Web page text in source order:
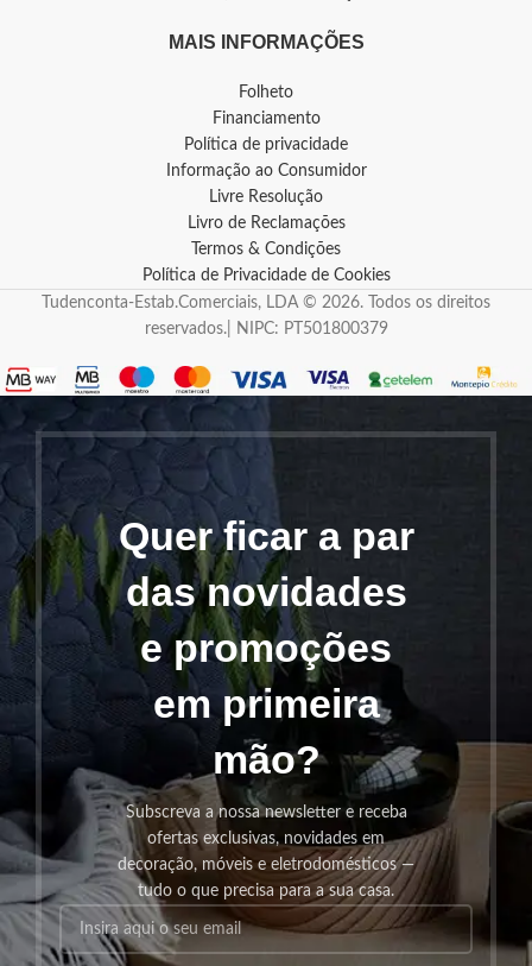
MAIS INFORMAÇÕES
Folheto
Financiamento
Política de privacidade
Informação ao Consumidor
Livre Resolução
Livro de Reclamações
Termos & Condições
Política de Privacidade de Cookies
Tudenconta-Estab.Comerciais, LDA © 2026. Todos os direitos
reservados.| NIPC: PT501800379
Quer ficar a par
das novidades
e promoções
em primeira
mão?
Subscreva a nossa newsletter e receba
ofertas exclusivas, novidades em
decoração, móveis e eletrodomésticos —
tudo o que precisa para a sua casa.